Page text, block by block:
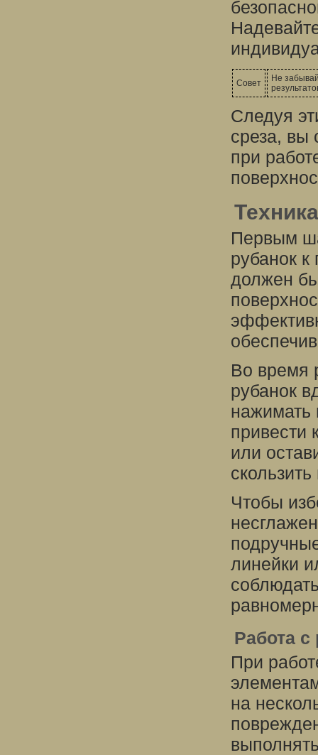
Совет
Не
Следуя
среза, вы
при
Первым
рубанок
должен
Во время
рубанок
нажимать
привести
или
Чтобы
линейки
Работа
При
на